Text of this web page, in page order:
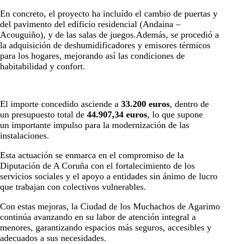
En concreto, el proyecto ha incluído el cambio de puertas y
del pavimento del edificio residencial (Andaina –
Acouguiño), y de las salas de juegos.Además, se procedió a
la adquisición de deshumidificadores y emisores térmicos
para los hogares, mejorando así las condiciones de
habitabilidad y confort.
El importe concedido asciende a 33.200 euros, dentro de
un presupuesto total de 44.907,34 euros, lo que supone
un importante impulso para la modernización de las
instalaciones.
Esta actuación se enmarca en el compromiso de la
Diputación de A Coruña con el fortalecimiento de los
servicios sociales y el apoyo a entidades sin ánimo de lucro
que trabajan con colectivos vulnerables.
Con estas mejoras, la Ciudad de los Muchachos de Agarimo
continúa avanzando en su labor de atención integral a
menores, garantizando espacios más seguros, accesibles y
adecuados a sus necesidades.